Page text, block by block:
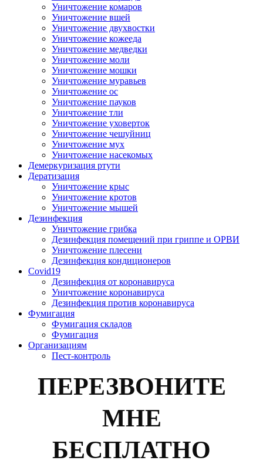
Уничтожение комаров
Уничтожение вшей
Уничтожение двухвостки
Уничтожение кожееда
Уничтожение медведки
Уничтожение моли
Уничтожение мошки
Уничтожение муравьев
Уничтожение ос
Уничтожение пауков
Уничтожение тли
Уничтожение уховерток
Уничтожение чешуйниц
Уничтожение мух
Уничтожение насекомых
Демеркуризация ртути
Дератизация
Уничтожение крыс
Уничтожение кротов
Уничтожение мышей
Дезинфекция
Уничтожение грибка
Дезинфекция помещений при гриппе и ОРВИ
Уничтожение плесени
Дезинфекция кондиционеров
Covid19
Дезинфекция от коронавируса
Уничтожение коронавируса
Дезинфекция против коронавируса
Фумигация
Фумигация складов
Фумигация
Организациям
Пест-контроль
ПЕРЕЗВОНИТЕ
МНЕ
БЕСПЛАТНО